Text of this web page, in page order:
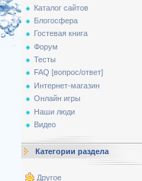
Каталог сайтов
Блогосфера
Гостевая книга
Форум
Тесты
FAQ [вопрос/ответ]
Интернет-магазин
Онлайн игры
Наши люди
Видео
Категории раздела
Другое